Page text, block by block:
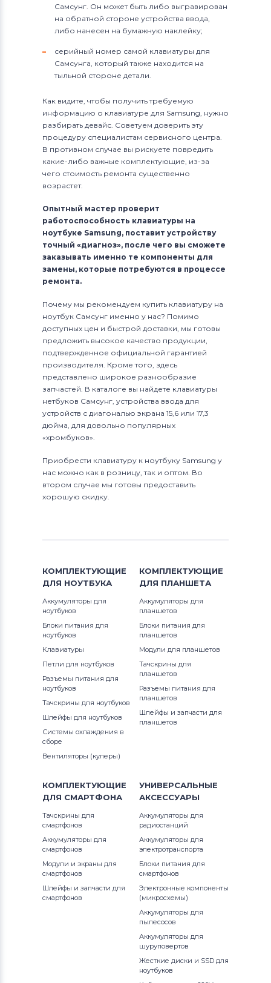
Самсунг. Он может быть либо выгравирован
на обратной стороне устройства ввода,
либо нанесен на бумажную наклейку;
серийный номер самой клавиатуры для
Самсунга, который также находится на
тыльной стороне детали.
Как видите, чтобы получить требуемую
информацию о клавиатуре для Samsung, нужно
разбирать девайс. Советуем доверить эту
процедуру специалистам сервисного центра.
В противном случае вы рискуете повредить
какие-либо важные комплектующие, из-за
чего стоимость ремонта существенно
возрастет.
Опытный мастер проверит
работоспособность клавиатуры на
ноутбуке Samsung, поставит устройству
точный «диагноз», после чего вы сможете
заказывать именно те компоненты для
замены, которые потребуются в процессе
ремонта.
Почему мы рекомендуем купить клавиатуру на
ноутбук Самсунг именно у нас? Помимо
доступных цен и быстрой доставки, мы готовы
предложить высокое качество продукции,
подтвержденное официальной гарантией
производителя. Кроме того, здесь
представлено широкое разнообразие
запчастей. В каталоге вы найдете клавиатуры
нетбуков Самсунг, устройства ввода для
устройств с диагональю экрана 15,6 или 17,3
дюйма, для довольно популярных
«хромбуков».
Приобрести клавиатуру к ноутбуку Samsung у
нас можно как в розницу, так и оптом. Во
втором случае мы готовы предоставить
хорошую скидку.
КОМПЛЕКТУЮЩИЕ
ДЛЯ НОУТБУКА
Аккумуляторы для
ноутбуков
Блоки питания для
ноутбуков
Клавиатуры
Петли для ноутбуков
Разъемы питания для
ноутбуков
Тачскрины для ноутбуков
Шлейфы для ноутбуков
Системы охлаждения в
сборе
Вентиляторы (кулеры)
КОМПЛЕКТУЮЩИЕ
ДЛЯ ПЛАНШЕТА
Аккумуляторы для
планшетов
Блоки питания для
планшетов
Модули для планшетов
Тачскрины для
планшетов
Разъемы питания для
планшетов
Шлейфы и запчасти для
планшетов
КОМПЛЕКТУЮЩИЕ
ДЛЯ СМАРТФОНА
Тачскрины для
смартфонов
Аккумуляторы для
смартфонов
Модули и экраны для
смартфонов
Шлейфы и запчасти для
смартфонов
УНИВЕРСАЛЬНЫЕ
АКСЕССУАРЫ
Аккумуляторы для
радиостанций
Аккумуляторы для
электротранспорта
Блоки питания для
смартфонов
Электронные компоненты
(микросхемы)
Аккумуляторы для
пылесосов
Аккумуляторы для
шуруповертов
Жесткие диски и SSD для
ноутбуков